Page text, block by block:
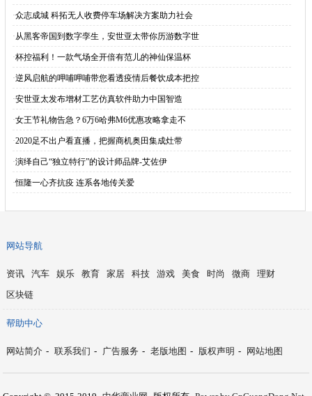
·众志成城 科拓无人收费停车场解决方案助力社会
·从黑客帝国到数字孪生，安世亚太带你历游数字世
·杯控福利！一款气场全开倍有范儿的神仙保温杯
·逆风启航的呷哺呷哺带您看透疫情后餐饮成本把控
·安世亚太发布增材工艺仿真软件助力中国智造
·女王节礼物告急？6万6哈弗M6优惠攻略拿走不
·2020足不出户看直播，把握商机奥田集成灶带
·演绎自己“独立特行”的设计师品牌-艾佐伊
·恒隆一心齐抗疫 连系各地传关爱
网站导航
资讯 汽车 娱乐 教育 家居 科技 游戏 美食 时尚 微商
理财
区块链
帮助中心
网站简介 - 联系我们 - 广告服务 - 老版地图 - 版权声明 - 网站地图